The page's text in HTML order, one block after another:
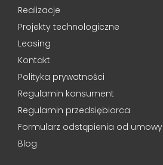
Realizacje
Projekty technologiczne
Leasing
Kontakt
Polityka prywatności
Regulamin konsument
Regulamin przedsiębiorca
Formularz odstąpienia od umowy
Blog